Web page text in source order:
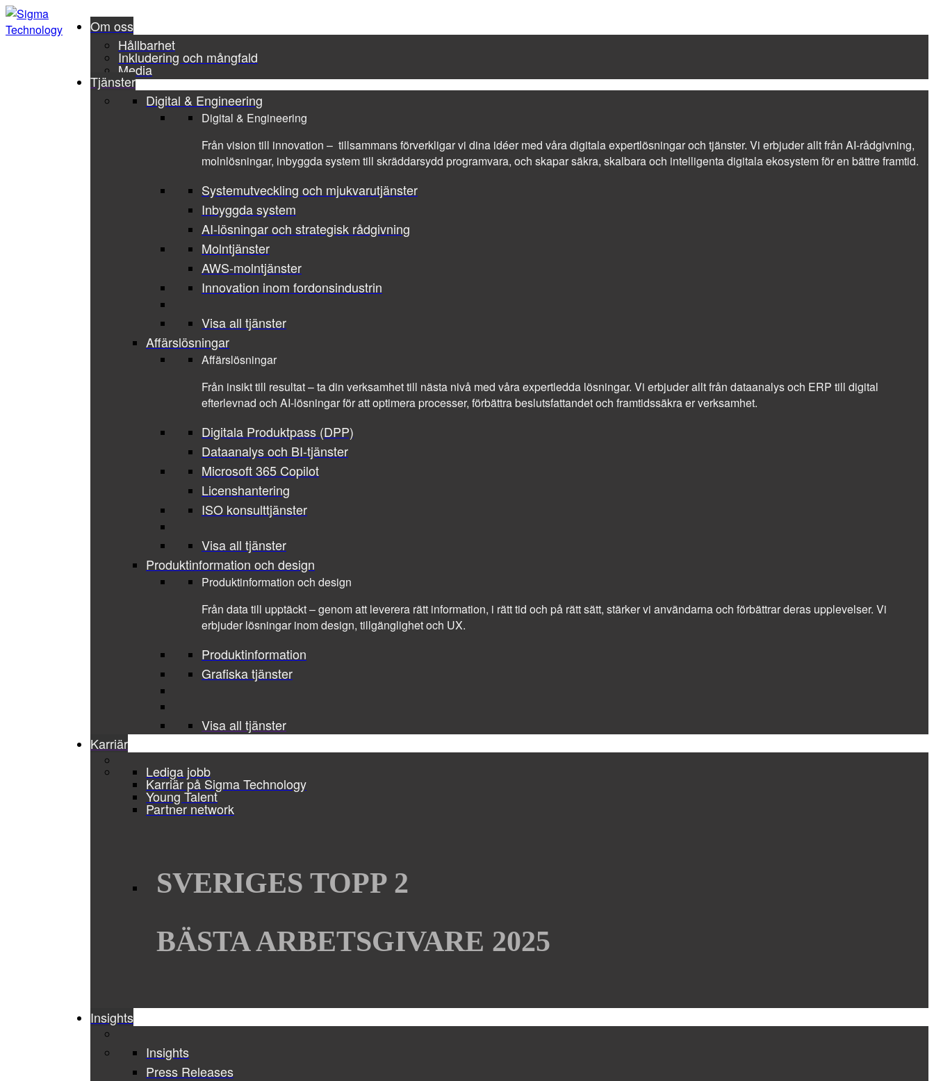
Om oss
Hållbarhet
Inkludering och mångfald
Media
Tjänster
Digital & Engineering
Digital & Engineering
Från vision till innovation – tillsammans förverkligar vi dina idéer med våra digitala expertlösningar och tjänster. Vi erbjuder allt från AI-rådgivning,
molnlösningar, inbyggda system till skräddarsydd programvara, och skapar säkra, skalbara och intelligenta digitala ekosystem för en bättre framtid.
Systemutveckling och mjukvarutjänster
Inbyggda system
AI-lösningar och strategisk rådgivning
Molntjänster
AWS-molntjänster
Innovation inom fordonsindustrin
Visa all tjänster
Affärslösningar
Affärslösningar
Från insikt till resultat – ta din verksamhet till nästa nivå med våra expertledda lösningar. Vi erbjuder allt från dataanalys och ERP till digital
efterlevnad och AI-lösningar för att optimera processer, förbättra beslutsfattandet och framtidssäkra er verksamhet.
Digitala Produktpass (DPP)
Dataanalys och BI-tjänster
Microsoft 365 Copilot
Licenshantering
ISO konsulttjänster
Visa all tjänster
Produktinformation och design
Produktinformation och design
Från data till upptäckt – genom att leverera rätt information, i rätt tid och på rätt sätt, stärker vi användarna och förbättrar deras upplevelser. Vi
erbjuder lösningar inom design, tillgänglighet och UX.
Produktinformation
Grafiska tjänster
Visa all tjänster
Karriär
Lediga jobb
Karriär på Sigma Technology
Young Talent
Partner network
SVERIGES TOPP 2
BÄSTA ARBETSGIVARE 2025
Insights
Insights
Press Releases